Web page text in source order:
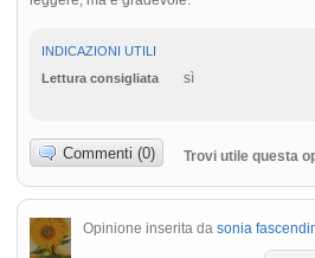
INDICAZIONI UTILI
Lettura consigliata
sì
Commenti (0) Trovi utile questa
Opinione inserita da sonia